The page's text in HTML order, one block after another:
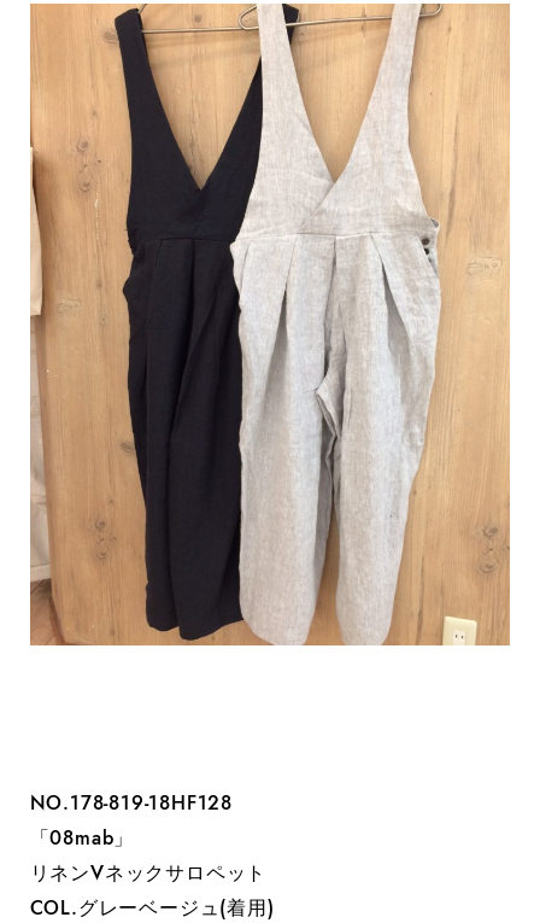
NO.178-819-18HF128
「08mab」
リネンVネックサロペット
COL.グレーベージュ(着用)